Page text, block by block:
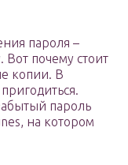
пароля –
почему стоит
копии. В
пароль
на котором